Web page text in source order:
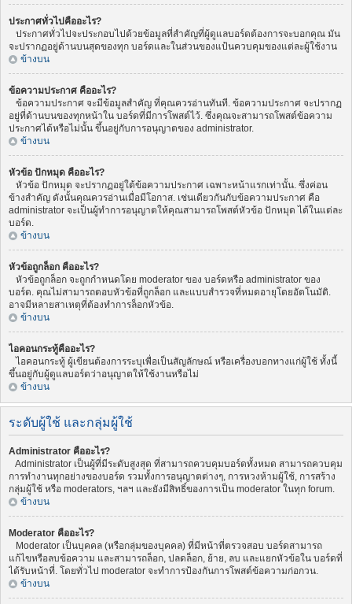
ประกาศทั่วไปคืออะไร?
ประกาศทั่วไปจะประกอบไปด้วยข้อมูลที่สำคัญที่ผู้ดูแลบอร์ดต้องการจะบอกคุณ มัน
จะปรากฏอยู่ด้านบนสุดของทุก บอร์ดและในส่วนของแป้นควบคุมของแต่ละผู้ใช้งาน
ข้างบน
ข้อความประกาศ คืออะไร?
ข้อความประกาศ จะมีข้อมูลสำคัญ ที่คุณควรอ่านทันที. ข้อความประกาศ จะปรากฏ
อยู่ที่ด้านบนของทุกหน้าใน บอร์ดที่มีการโพสต์ไว้. ซึ่งคุณจะสามารถโพสต์ข้อความ
ประกาศได้หรือไม่นั้น ขึ้นอยู่กับการอนุญาตของ administrator.
ข้างบน
หัวข้อ ปักหมุด คืออะไร?
หัวข้อ ปักหมุด จะปรากฏอยู่ใต้ข้อความประกาศ เฉพาะหน้าแรกเท่านั้น. ซึ่งค่อน
ข้างสำคัญ ดังนั้นคุณควรอ่านเมื่อมีโอกาส. เช่นเดียวกันกับข้อความประกาศ คือ
administrator จะเป็นผู้ทำการอนุญาตให้คุณสามารถโพสต์หัวข้อ ปักหมุด ได้ในแต่ละ
บอร์ด.
ข้างบน
หัวข้อถูกล็อก คืออะไร?
หัวข้อถูกล็อก จะถูกกำหนดโดย moderator ของ บอร์ดหรือ administrator ของ
บอร์ด. คุณไม่สามารถตอบหัวข้อที่ถูกล็อก และแบบสำรวจที่หมดอายุโดยอัตโนมัติ.
อาจมีหลายสาเหตุที่ต้องทำการล็อกหัวข้อ.
ข้างบน
ไอคอนกระทู้คืออะไร?
ไอคอนกระทู้ ผู้เขียนต้องการระบุเพื่อเป็นสัญลักษณ์ หรือเครื่องบอกทางแก่ผู้ใช้ ทั้งนี้
ขึ้นอยู่กับผู้ดูแลบอร์ดว่าอนุญาตให้ใช้งานหรือไม่
ข้างบน
ระดับผู้ใช้ และกลุ่มผู้ใช้
Administrator คืออะไร?
Administrator เป็นผู้ที่มีระดับสูงสุด ที่สามารถควบคุมบอร์ดทั้งหมด สามารถควบคุม
การทำงานทุกอย่างของบอร์ด รวมทั้งการอนุญาตต่างๆ, การหวงห้ามผู้ใช้, การสร้าง
กลุ่มผู้ใช้ หรือ moderators, ฯลฯ และยังมีสิทธิ์ของการเป็น moderator ในทุก forum.
ข้างบน
Moderator คืออะไร?
Moderator เป็นบุคคล (หรือกลุ่มของบุคคล) ที่มีหน้าที่ตรวจสอบ บอร์ดสามารถ
แก้ไขหรือลบข้อความ และสามารถล็อก, ปลดล็อก, ย้าย, ลบ และแยกหัวข้อใน บอร์ดที่
ได้รับหน้าที่. โดยทั่วไป moderator จะทำการป้องกันการโพสต์ข้อความก่อกวน.
ข้างบน